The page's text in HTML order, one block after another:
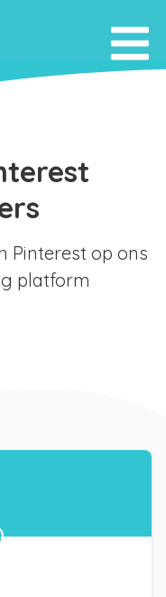
Pinterest op ons
platform